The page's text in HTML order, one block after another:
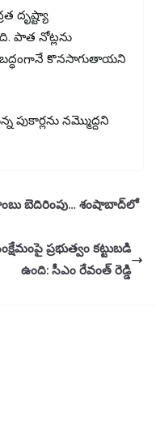
దృష్ట్యా
పాత నోట్లను
కొనసాగుతాయని
పుకార్లను నమ్మొద్దని
బెదిరింపు… శంషాబాద్‌లో
ప్రభుత్వం కట్టుబడి
ఉంది: సీఎం రేవంత్ రెడ్డి